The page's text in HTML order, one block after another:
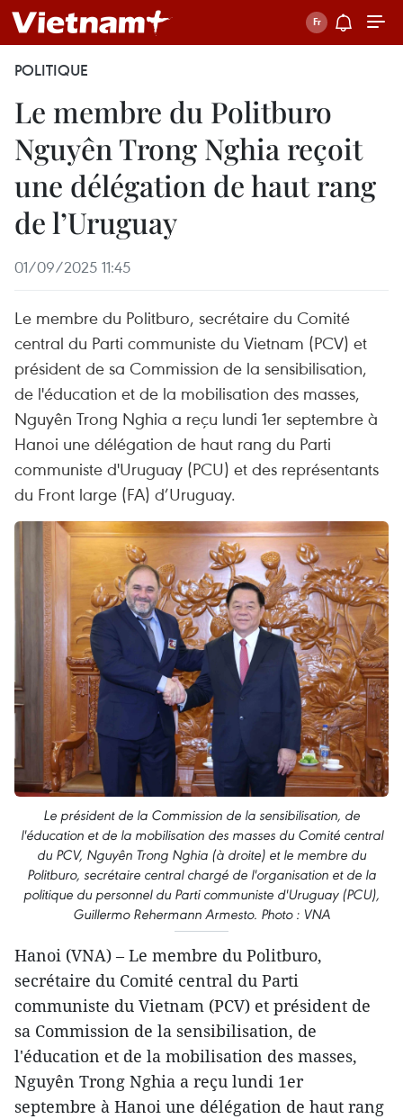
POLITIQUE
Le membre du Politburo
Nguyên Trong Nghia reçoit
une délégation de haut rang
de l’Uruguay
01/09/2025 11:45
Le membre du Politburo, secrétaire du Comité
central du Parti communiste du Vietnam (PCV) et
président de sa Commission de la sensibilisation,
de l'éducation et de la mobilisation des masses,
Nguyên Trong Nghia a reçu lundi 1er septembre à
Hanoi une délégation de haut rang du Parti
communiste d'Uruguay (PCU) et des représentants
du Front large (FA) d’Uruguay.
Le président de la Commission de la sensibilisation, de
l'éducation et de la mobilisation des masses du Comité central
du PCV, Nguyên Trong Nghia (à droite) et le membre du
Politburo, secrétaire central chargé de l'organisation et de la
politique du personnel du Parti communiste d'Uruguay (PCU),
Guillermo Rehermann Armesto. Photo : VNA
Hanoi (VNA) – Le membre du Politburo,
secrétaire du Comité central du Parti
communiste du Vietnam (PCV) et président de
sa Commission de la sensibilisation, de
l'éducation et de la mobilisation des masses,
Nguyên Trong Nghia a reçu lundi 1er
septembre à Hanoi une délégation de haut rang